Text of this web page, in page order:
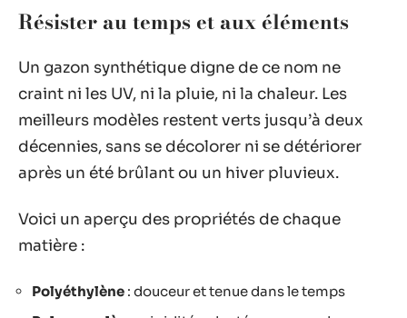
Résister au temps et aux éléments
Un gazon synthétique digne de ce nom ne
craint ni les UV, ni la pluie, ni la chaleur. Les
meilleurs modèles restent verts jusqu’à deux
décennies, sans se décolorer ni se détériorer
après un été brûlant ou un hiver pluvieux.
Voici un aperçu des propriétés de chaque
matière :
Polyéthylène : douceur et tenue dans le temps